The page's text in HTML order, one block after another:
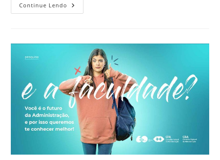
Continue Lendo CFA
Divulga
Livro
Contará
Histórias
Inspiradoras